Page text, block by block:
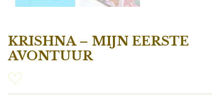
KRISHNA – MIJN EERSTE
AVONTUUR